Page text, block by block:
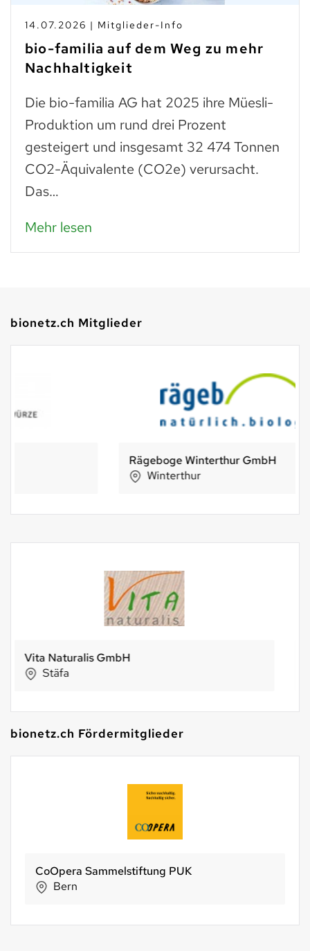
14.07.2026 | Mitglieder-Info
bio-familia auf dem Weg zu mehr
Nachhaltigkeit
Die bio-familia AG hat 2025 ihre Müesli-
Produktion um rund drei Prozent
gesteigert und insgesamt 32 474 Tonnen
CO2-Äquivalente (CO2e) verursacht.
Das…
Mehr lesen
bionetz.ch Mitglieder
Rägeboge Winterthur GmbH
Bertschi AG Kaffee-Rösterei
Birsfelden
bionetz.ch Fördermitglieder
Holle baby food AG
Riehen